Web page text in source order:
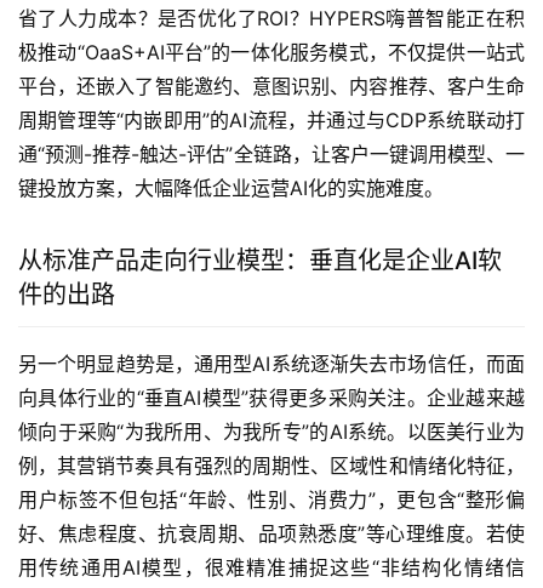
省了人力成本？是否优化了ROI？HYPERS嗨普智能正在积
极推动“OaaS+AI平台”的一体化服务模式，不仅提供一站式
平台，还嵌入了智能邀约、意图识别、内容推荐、客户生命
周期管理等“内嵌即用”的AI流程，并通过与CDP系统联动打
通“预测-推荐-触达-评估”全链路，让客户一键调用模型、一
键投放方案，大幅降低企业运营AI化的实施难度。
从标准产品走向行业模型：垂直化是企业AI软
件的出路
另一个明显趋势是，通用型AI系统逐渐失去市场信任，而面
向具体行业的“垂直AI模型”获得更多采购关注。企业越来越
倾向于采购“为我所用、为我所专”的AI系统。以医美行业为
例，其营销节奏具有强烈的周期性、区域性和情绪化特征，
用户标签不但包括“年龄、性别、消费力”，更包含“整形偏
好、焦虑程度、抗衰周期、品项熟悉度”等心理维度。若使
用传统通用AI模型，很难精准捕捉这些“非结构化情绪信